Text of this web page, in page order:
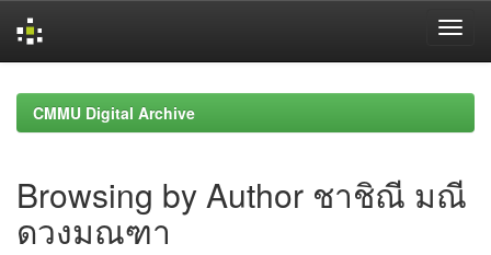
navigationCMMU Digital Archive
Browsing by Author ชาชิณี มณี
ดวงมณฑา